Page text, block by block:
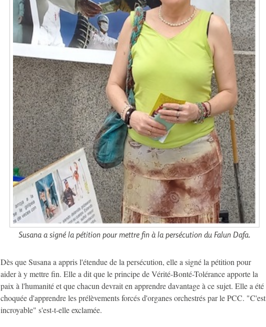
Susana a signé la pétition pour mettre fin à la persécution du Falun Dafa.
Dès que Susana a appris l'étendue de la persécution, elle a signé la pétition pour
aider à y mettre fin. Elle a dit que le principe de Vérité-Bonté-Tolérance apporte la
paix à l'humanité et que chacun devrait en apprendre davantage à ce sujet. Elle a été
choquée d'apprendre les prélèvements forcés d'organes orchestrés par le PCC. "C'est
incroyable" s'est-t-elle exclamée.